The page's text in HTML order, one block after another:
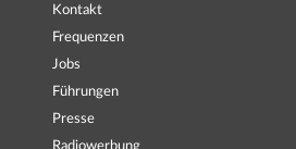
Kontakt
Frequenzen
Jobs
Führungen
Presse
Radiowerbung